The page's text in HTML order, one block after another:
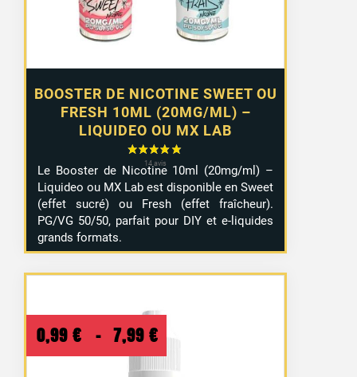
BOOSTER DE NICOTINE SWEET OU
FRESH 10ML (20MG/ML) –
LIQUIDEO OU MX LAB
10,99 €
Le Booster de Nicotine 10ml (20mg/ml) –
Liquideo ou MX Lab est disponible en Sweet
(effet sucré) ou Fresh (effet fraîcheur).
PG/VG 50/50, parfait pour DIY et e-liquides
grands formats.
0,99 € – 7,99 € Plage
de